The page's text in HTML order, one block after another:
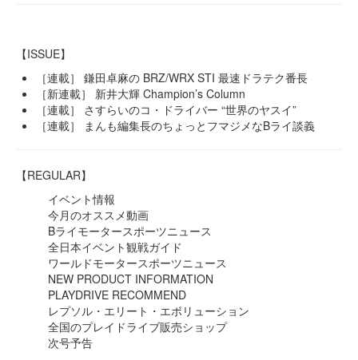
【ISSUE】
［連載］ 鎌田卓麻の BRZ/WRX STI 最速ドラテク番長
［新連載］ 新井大輝 Champion’s Column
［連載］ さすらいのコ・ドライバー “世界のヤスイ”
［連載］ まんも編集長のちょっとフマジメなBライ談義
【REGULAR】
イベント情報
今月のオススメ動画
Bライモータースポーツニュース
全日本イベント観戦ガイド
ワールドモータースポーツニュース
NEW PRODUCT INFORMATION
PLAYDRIVE RECOMMEND
レプソル・エリート・エボリューション
全国のプレイドライブ販売ショップ
次号予告